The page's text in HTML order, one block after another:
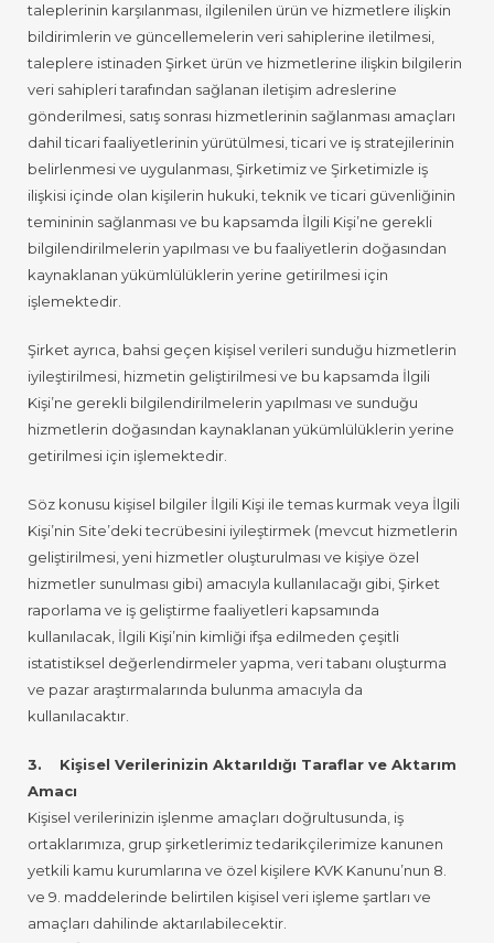
taleplerinin karşılanması, ilgilenilen ürün ve hizmetlere ilişkin
bildirimlerin ve güncellemelerin veri sahiplerine iletilmesi,
taleplere istinaden Şirket ürün ve hizmetlerine ilişkin bilgilerin
veri sahipleri tarafından sağlanan iletişim adreslerine
gönderilmesi, satış sonrası hizmetlerinin sağlanması amaçları
dahil ticari faaliyetlerinin yürütülmesi, ticari ve iş stratejilerinin
belirlenmesi ve uygulanması, Şirketimiz ve Şirketimizle iş
ilişkisi içinde olan kişilerin hukuki, teknik ve ticari güvenliğinin
temininin sağlanması ve bu kapsamda İlgili Kişi’ne gerekli
bilgilendirilmelerin yapılması ve bu faaliyetlerin doğasından
kaynaklanan yükümlülüklerin yerine getirilmesi için
işlemektedir.
Şirket ayrıca, bahsi geçen kişisel verileri sunduğu hizmetlerin
iyileştirilmesi, hizmetin geliştirilmesi ve bu kapsamda İlgili
Kişi’ne gerekli bilgilendirilmelerin yapılması ve sunduğu
hizmetlerin doğasından kaynaklanan yükümlülüklerin yerine
getirilmesi için işlemektedir.
Söz konusu kişisel bilgiler İlgili Kişi ile temas kurmak veya İlgili
Kişi’nin Site’deki tecrübesini iyileştirmek (mevcut hizmetlerin
geliştirilmesi, yeni hizmetler oluşturulması ve kişiye özel
hizmetler sunulması gibi) amacıyla kullanılacağı gibi, Şirket
raporlama ve iş geliştirme faaliyetleri kapsamında
kullanılacak, İlgili Kişi’nin kimliği ifşa edilmeden çeşitli
istatistiksel değerlendirmeler yapma, veri tabanı oluşturma
ve pazar araştırmalarında bulunma amacıyla da
kullanılacaktır.
3. Kişisel Verilerinizin Aktarıldığı Taraflar ve Aktarım
Amacı
Kişisel verilerinizin işlenme amaçları doğrultusunda, iş
ortaklarımıza, grup şirketlerimiz tedarikçilerimize kanunen
yetkili kamu kurumlarına ve özel kişilere KVK Kanunu’nun 8.
ve 9. maddelerinde belirtilen kişisel veri işleme şartları ve
amaçları dahilinde aktarılabilecektir.